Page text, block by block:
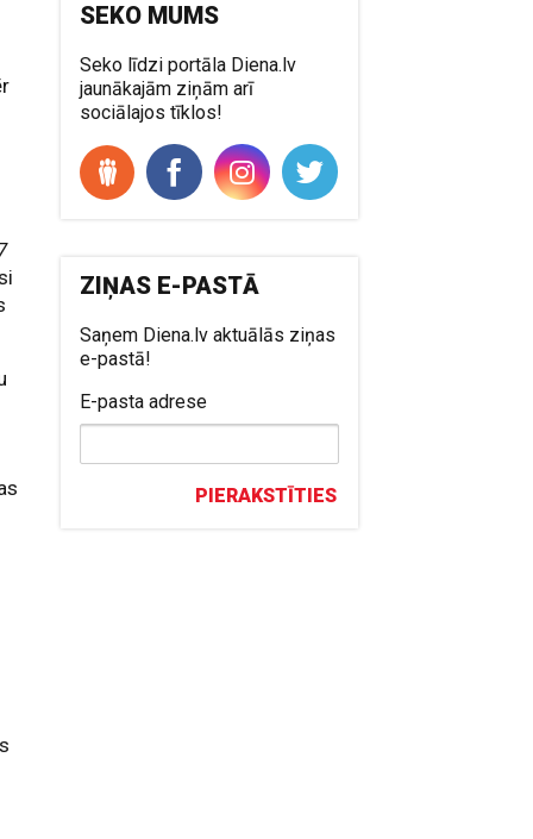
SEKO MUMS
Seko līdzi portāla Diena.lv
jaunākajām ziņām arī
sociālajos tīklos!
ZIŅAS E-PASTĀ
Saņem Diena.lv aktuālās ziņas
e-pastā!
E-pasta adrese
PIERAKSTĪTIES